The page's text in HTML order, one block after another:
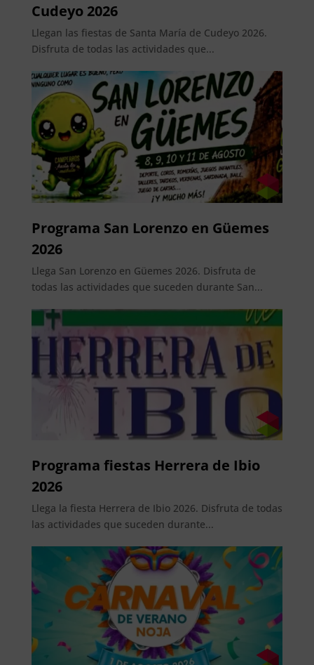
Cudeyo 2026
Llegan las fiestas de Santa María de Cudeyo 2026.
Disfruta de todas las actividades que...
Programa San Lorenzo en Güemes
2026
Llega San Lorenzo en Güemes 2026. Disfruta de
todas las actividades que suceden durante San...
Programa fiestas Herrera de Ibio
2026
Llega la fiesta Herrera de Ibio 2026. Disfruta de todas
las actividades que suceden durante...